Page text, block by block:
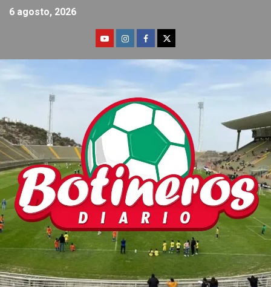
6 agosto, 2026